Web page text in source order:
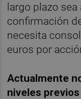
largo plazo
confirmación
necesita
euros por
Actualmente
niveles